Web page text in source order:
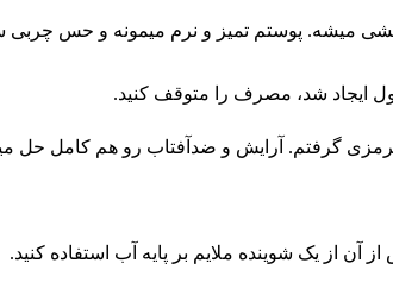
ایجاد شد، مصرف را متوقف کنید.
از یک شوینده ملایم بر پایه آب استفاده کنید.
میشه. پوستم تمیز و نرم میمونه و حس چربی
گرفتم. آرایش و ضدآفتاب رو هم کامل حل